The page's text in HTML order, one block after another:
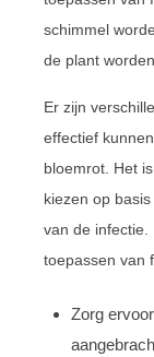
schimmel
de plant
Er zijn
effectief
bloemrot. Het
kiezen op
van de infectie.
toepassen van
Zorg